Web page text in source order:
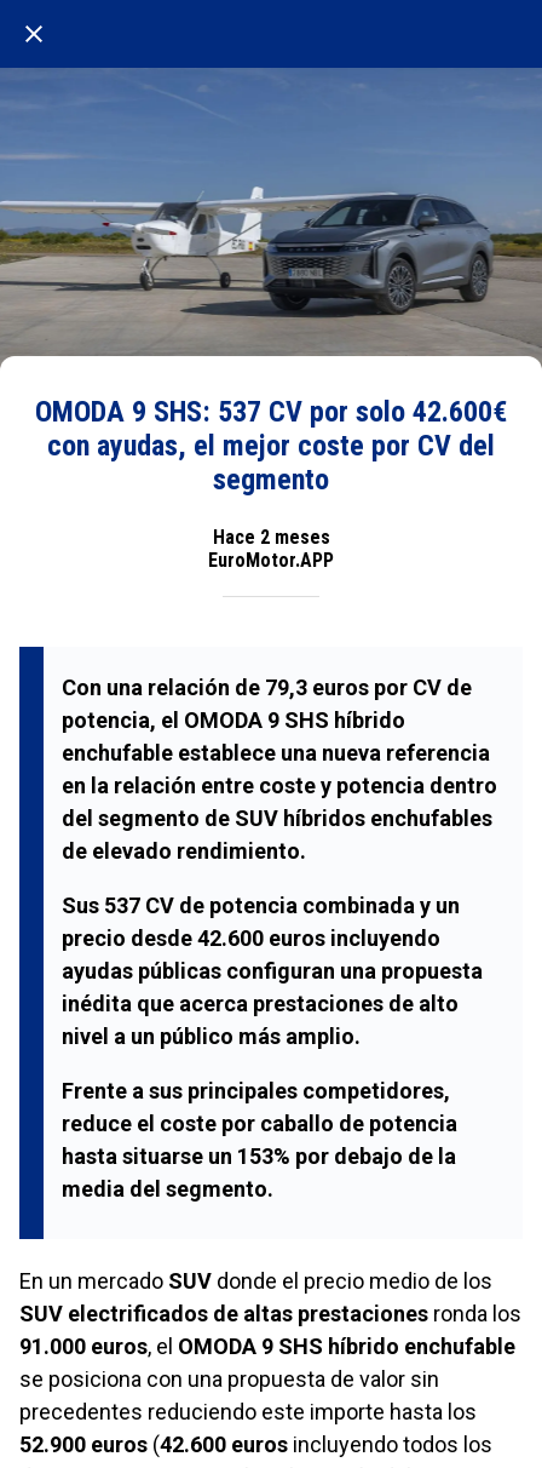
OMODA 9 SHS: 537 CV por solo 42.600€
con ayudas, el mejor coste por CV del
segmento
Hace 2 meses
EuroMotor.APP
Con una relación de 79,3 euros por CV de
potencia, el OMODA 9 SHS híbrido
enchufable establece una nueva referencia
en la relación entre coste y potencia dentro
del segmento de SUV híbridos enchufables
de elevado rendimiento.
Sus 537 CV de potencia combinada y un
precio desde42.600 euros incluyendo
ayudas públicas configuran una propuesta
inédita que acerca prestaciones de alto
nivel a un público más amplio.
Frente a sus principales competidores,
reduce el coste por caballo de potencia
hasta situarse un 153% por debajo de la
media del segmento.
En un mercado SUV donde el precio medio de los
SUV electrificados de altas prestaciones ronda los
91.000 euros, el OMODA 9 SHS híbrido enchufable
se posiciona con una propuesta de valor sin
precedentes reduciendo este importe hasta los
52.900 euros (42.600 euros incluyendo todos los